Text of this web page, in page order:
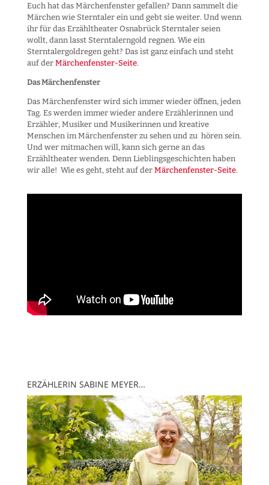
Euch hat das Märchenfenster gefallen? Dann sammelt die
Märchen wie Sterntaler ein und gebt sie weiter. Und wenn
ihr für das Erzähltheater Osnabrück Sterntaler seien
wollt, dann lasst Sterntalerngold regnen. Wie ein
Sterntalergoldregen geht? Das ist ganz einfach und steht
auf der Märchenfenster-Seite.
Das Märchenfenster
Das Märchenfenster wird sich immer wieder öffnen, jeden
Tag. Es werden immer wieder andere Erzählerinnen und
Erzähler, Musiker und Musikerinnen und kreative
Menschen im Märchenfenster zu sehen und zu hören sein.
Und wer mitmachen will, kann sich gerne an das
Erzähltheater wenden. Denn Lieblingsgeschichten haben
wir alle! Wie es geht, steht auf der Märchenfenster-Seite.
ERZÄHLERIN SABINE MEYER…